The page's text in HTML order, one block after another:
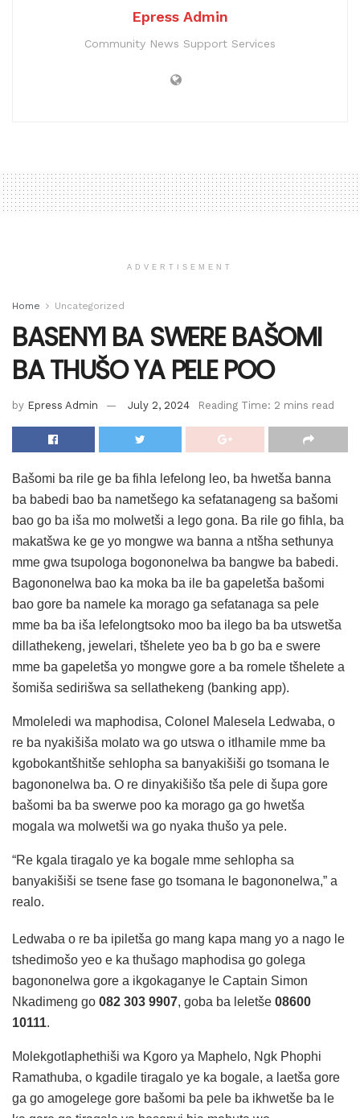
Epress Admin
Community News Support Services
ADVERTISEMENT
Home Uncategorized
BASENYI BA SWERE BAŠOMI
BA THUŠO YA PELE POO
by Epress Admin July 2, 2024 Reading Time: 2 mins read
Bašomi ba rile ge ba fihla lefelong leo, ba hwetša banna
ba babedi bao ba nametšego ka sefatanageng sa bašomi
bao go ba iša mo molwetši a lego gona. Ba rile go fihla, ba
makatšwa ke ge yo mongwe wa banna a ntšha sethunya
mme gwa tsupologa bogononelwa ba bangwe ba babedi.
Bagononelwa bao ka moka ba ile ba gapeletša bašomi
bao gore ba namele ka morago ga sefatanaga sa pele
mme ba ba iša lefelongtsoko moo ba ilego ba ba utswetša
dillathekeng, jewelari, tšhelete yeo ba b go ba e swere
mme ba gapeletša yo mongwe gore a ba romele tšhelete a
šomiša sedirišwa sa sellathekeng (banking app).
Mmoleledi wa maphodisa, Colonel Malesela Ledwaba, o
re ba nyakišiša molato wa go utswa o itlhamile mme ba
kgobokantšhitše sehlopha sa banyakišiši go tsomana le
bagononelwa ba. O re dinyakišišo tša pele di šupa gore
bašomi ba ba swerwe poo ka morago ga go hwetša
mogala wa molwetši wa go nyaka thušo ya pele.
“Re kgala tiragalo ye ka bogale mme sehlopha sa
banyakišiši se tsene fase go tsomana le bagononelwa,” a
realo.
Ledwaba o re ba ipiletša go mang kapa mang yo a nago le
tshedimošo yeo e ka thušago maphodisa go golega
bagononelwa gore a ikgokaganye le Captain Simon
Nkadimeng go 082 303 9907, goba ba leletše 08600
10111.
Molekgotlaphethiši wa Kgoro ya Maphelo, Ngk Phophi
Ramathuba, o kgadile tiragalo ye ka bogale, a laetša gore
ga go amogelege gore bašomi ba pele ba ikhwetše ba le